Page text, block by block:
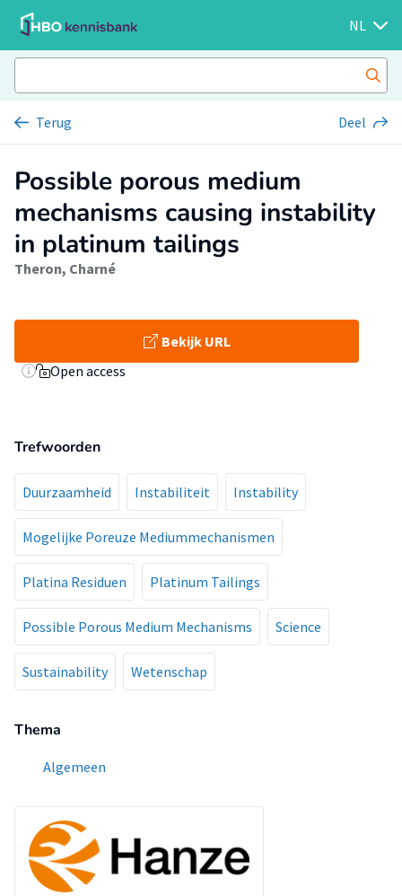
NL
Terug Deel
Possible porous medium
mechanisms causing instability
in platinum tailings
Theron, Charné
Bekijk URL
Open access
Trefwoorden
Duurzaamheid Instabiliteit Instability
Mogelijke Poreuze Mediummechanismen
Platina Residuen Platinum Tailings
Possible Porous Medium Mechanisms Science
Sustainability Wetenschap
Thema
Algemeen